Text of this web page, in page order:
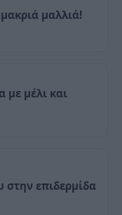
μαλλιά!
με μέλι και
στην επιδερμίδα